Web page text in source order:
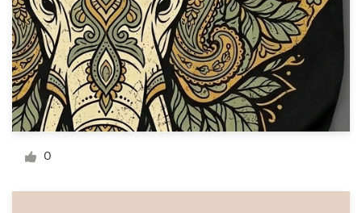
0
Quero
um
design
Design de logotipos
Cartão de visita